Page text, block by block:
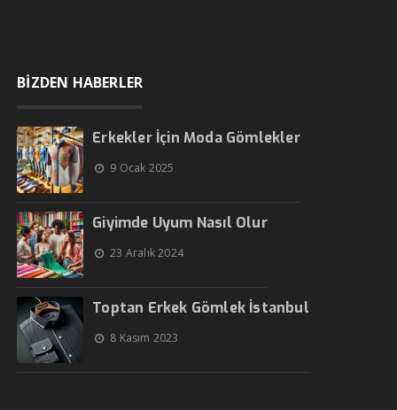
BİZDEN HABERLER
Erkekler İçin Moda Gömlekler
9 Ocak 2025
Giyimde Uyum Nasıl Olur
23 Aralık 2024
Toptan Erkek Gömlek İstanbul
8 Kasım 2023